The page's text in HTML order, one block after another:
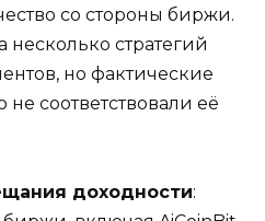
со стороны биржи.
несколько стратегий
но фактические
соответствовали её
доходности: